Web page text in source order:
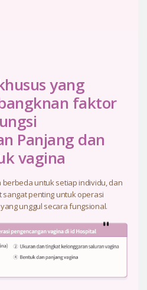
yang
faktor
Panjang dan
vagina
untuk setiap individu, dan
sangat penting untuk operasi
unggul secara fungsional.